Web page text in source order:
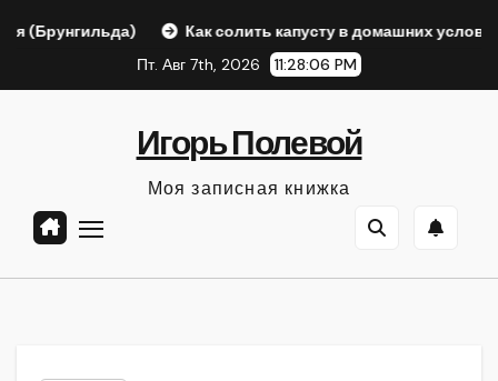
Как солить капусту в домашних условиях
Пт. Авг 7th, 2026
11:28:07 PM
Игорь Полевой
Моя записная книжка